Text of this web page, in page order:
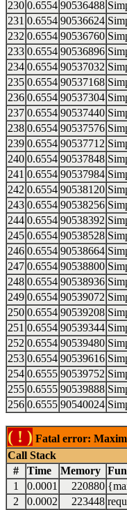
230 0.6554 90536488
231 0.6554 90536624
232 0.6554 90536760
233 0.6554 90536896
234 0.6554 90537032
235 0.6554 90537168
236 0.6554 90537304
237 0.6554 90537440
238 0.6554 90537576
239 0.6554 90537712
240 0.6554 90537848
241 0.6554 90537984
242 0.6554 90538120
243 0.6554 90538256
244 0.6554 90538392
245 0.6554 90538528
246 0.6554 90538664
247 0.6554 90538800
248 0.6554 90538936
249 0.6554 90539072
250 0.6554 90539208
251 0.6554 90539344
252 0.6554 90539480
253 0.6554 90539616
254 0.6555 90539752
255 0.6555 90539888
256 0.6555 90540024
( ! ) Fatal error:
Call Stack
#
Time Memory
1
0.0001 220880
2
0.0002 223448